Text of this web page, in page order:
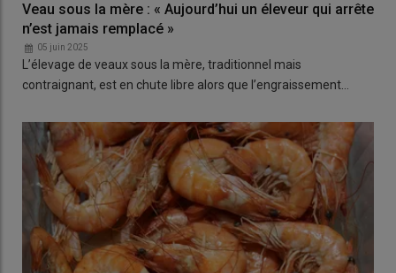
Veau sous la mère : « Aujourd’hui un éleveur qui arrête
n’est jamais remplacé »
05 juin 2025
L’élevage de veaux sous la mère, traditionnel mais
contraignant, est en chute libre alors que l’engraissement…